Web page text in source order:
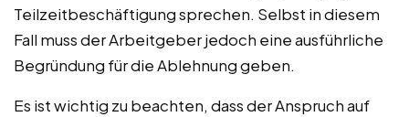
Teilzeitbeschäftigung sprechen. Selbst in diesem
Fall muss der Arbeitgeber jedoch eine ausführliche
Begründung für die Ablehnung geben.
Es ist wichtig zu beachten, dass der Anspruch auf